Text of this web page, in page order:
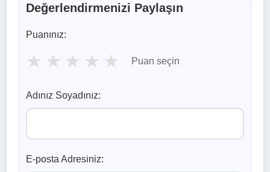
Değerlendirmenizi Paylaşın
Puanınız:
★ ★ ★ ★ ★ Puan seçin
Adınız Soyadınız:
E-posta Adresiniz: